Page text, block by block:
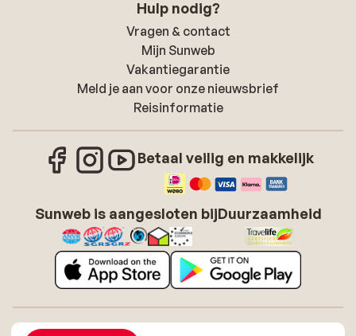
Hulp nodig?
Vragen & contact
Mijn Sunweb
Vakantiegarantie
Meld je aan voor onze nieuwsbrief
Reisinformatie
Betaal veilig en makkelijk
Sunweb is aangesloten bijDuurzaamheid
Over Sunweb